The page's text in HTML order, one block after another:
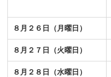
８月２６日（月曜日）
８月２７日（火曜日）
８月２８日（水曜日）